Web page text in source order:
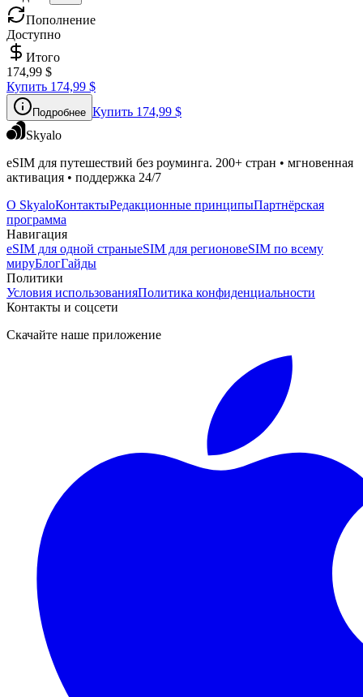
Пополнение
Доступно
Итого
174,99 $
Купить 174,99 $
Подробнее Купить 174,99 $
Skyalo
eSIM для путешествий без роуминга. 200+ стран • мгновенная
активация • поддержка 24/7
О SkyaloКонтактыРедакционные принципыПартнёрская
программа
Навигация
eSIM для одной страныeSIM для регионовeSIM по всему
мируБлогГайды
Политики
Условия использованияПолитика конфиденциальности
Контакты и соцсети
Скачайте наше приложение